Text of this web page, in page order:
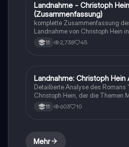
Deutsch
Landnahme - Christoph Hein
(Zusammenfassung)
komplette Zusammenfassung
Landnahme von Christoph Hein inklusive:
Erzählperspektive - Stilmittel -
geschichtlicher Hintergrund -
11 2,738 45
Deutsch
Landnahme: Christoph Hein
Detaillierte Analyse des Romans
Christoph Hein, der die Themen
Landaneignung und die Rechte
der DDR-Gesellschaft behandelt.
literarischen Techniken, die Hein
11 603 10
Mehr